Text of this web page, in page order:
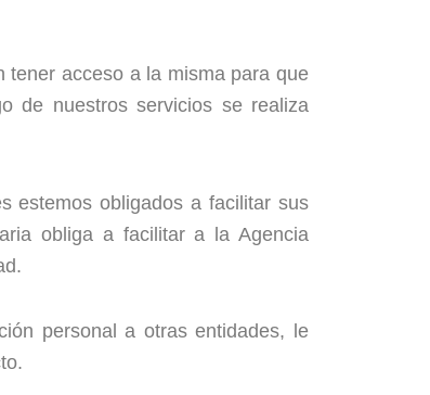
tener acceso a la misma para que
de nuestros servicios se realiza
estemos obligados a facilitar sus
obliga a facilitar a la Agencia
personal a otras entidades, le